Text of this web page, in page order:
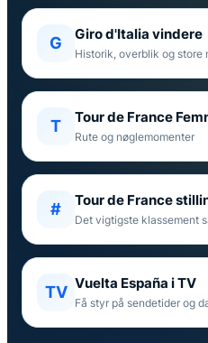
G Giro d'Italia vindere
Historik, overblik og store
T Tour de France
Rute og nøglemomenter
# Tour de France
Det vigtigste klassement
TV Vuelta España i TV
Få styr på sendetider og